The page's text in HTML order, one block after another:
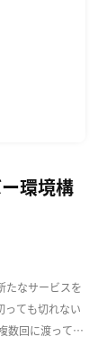
環境構
たなサービスを
っても切れない
数回に渡って